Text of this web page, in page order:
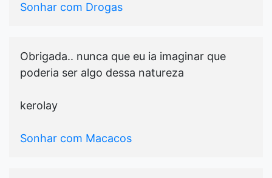
Sonhar com Drogas
Obrigada.. nunca que eu ia imaginar que
poderia ser algo dessa natureza
kerolay
Sonhar com Macacos